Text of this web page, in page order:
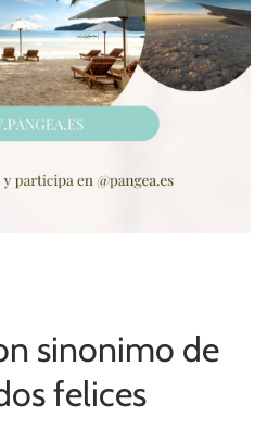
sinonimo de
felices